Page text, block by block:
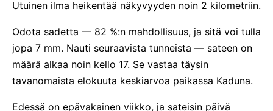
Utuinen ilma heikentää näkyvyyden noin 2 kilometriin.
Odota sadetta — 82 %:n mahdollisuus, ja sitä voi tulla
jopa 7 mm. Nauti seuraavista tunneista — sateen on
määrä alkaa noin kello 17. Se vastaa täysin
tavanomaista elokuuta keskiarvoa paikassa Kaduna.
Edessä on epävakainen viikko, ja sateisin päivä